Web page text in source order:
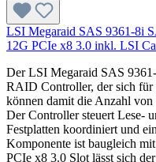
LSI Megaraid SAS 9361-8i
12G PCIe x8 3.0 inkl. LSI
Der LSI Megaraid SAS
RAID Controller, der sich für
können damit die Anzahl von
Der Controller steuert Lese-
Festplatten koordiniert und
Komponente ist baugleich
PCIe x8 3.0 Slot lässt sich